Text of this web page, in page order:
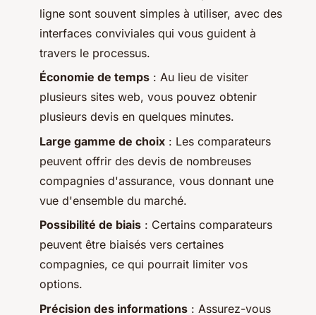
ligne sont souvent simples à utiliser, avec des
interfaces conviviales qui vous guident à
travers le processus.
Économie de temps : Au lieu de visiter
plusieurs sites web, vous pouvez obtenir
plusieurs devis en quelques minutes.
Large gamme de choix : Les comparateurs
peuvent offrir des devis de nombreuses
compagnies d'assurance, vous donnant une
vue d'ensemble du marché.
Possibilité de biais : Certains comparateurs
peuvent être biaisés vers certaines
compagnies, ce qui pourrait limiter vos
options.
Précision des informations : Assurez-vous